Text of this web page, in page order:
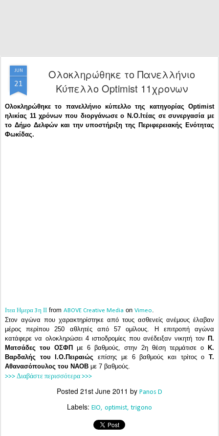
JUN
21
Ολοκληρώθηκε το Πανελλήνιο
Κύπελλο Optimist 11χρονων
Ολοκληρώθηκε το πανελλήνιο κύπελλο της κατηγορίας Optimist
ηλικίας 11 χρόνων που διοργάνωσε ο Ν.Ο.Ιτέας σε συνεργασία με
το Δήμο Δελφών και την υποστήριξη της Περιφερειακής Ενότητας
Φωκίδας.
Ιτεα Ημερα 3η ΙΙ from ABOVE Creative Media on Vimeo.
Στον αγώνα που χαρακτηρίστηκε από τους ασθενείς ανέμους έλαβαν
μέρος περίπου 250 αθλητές από 57 ομίλους. Η επιτροπή αγώνα
κατάφερε να ολοκληρώσει 4 ιστιοδρομίες που ανέδειξαν νικητή τον Π.
Ματσάδες του ΟΣΦΠ
με 6 βαθμούς, στην 2η θέση τερμάτισε ο
Κ.
Βαρδαλής του Ι.Ο.Πειραιώς επίσης με 6 βαθμούς και τρίτος οΤ.
Αθανασόπουλος του ΝΑΟΒ με 7 βαθμούς.
>>> Διαβάστε περισσότερα >>>
Posted 21st June 2011 by Panos D
Labels: EIO optimist trigono